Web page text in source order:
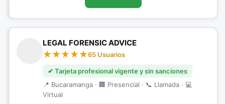
LEGAL FORENSIC ADVICE
65 Usuarios
✔ Tarjeta profesional vigente y sin sanciones
📍 Bucaramanga · 🏢 Presencial · 📞 Llamada · 💻
Virtual